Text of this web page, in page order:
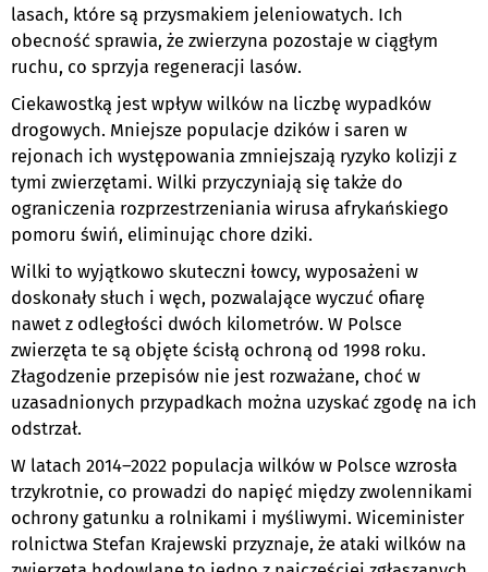
lasach, które są przysmakiem jeleniowatych. Ich
obecność sprawia, że zwierzyna pozostaje w ciągłym
ruchu, co sprzyja regeneracji lasów.
Ciekawostką jest wpływ wilków na liczbę wypadków
drogowych. Mniejsze populacje dzików i saren w
rejonach ich występowania zmniejszają ryzyko kolizji z
tymi zwierzętami. Wilki przyczyniają się także do
ograniczenia rozprzestrzeniania wirusa afrykańskiego
pomoru świń, eliminując chore dziki.
Wilki to wyjątkowo skuteczni łowcy, wyposażeni w
doskonały słuch i węch, pozwalające wyczuć ofiarę
nawet z odległości dwóch kilometrów. W Polsce
zwierzęta te są objęte ścisłą ochroną od 1998 roku.
Złagodzenie przepisów nie jest rozważane, choć w
uzasadnionych przypadkach można uzyskać zgodę na ich
odstrzał.
W latach 2014–2022 populacja wilków w Polsce wzrosła
trzykrotnie, co prowadzi do napięć między zwolennikami
ochrony gatunku a rolnikami i myśliwymi. Wiceminister
rolnictwa Stefan Krajewski przyznaje, że ataki wilków na